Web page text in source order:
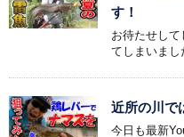
す！
お待たせし
てしまいまし
近所の川で
今日も最新